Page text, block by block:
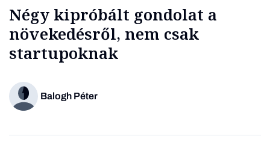
Négy kipróbált gondolat a
növekedésről, nem csak
startupoknak
Balogh Péter